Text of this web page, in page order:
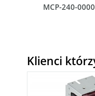
MCP-240-
Klienci